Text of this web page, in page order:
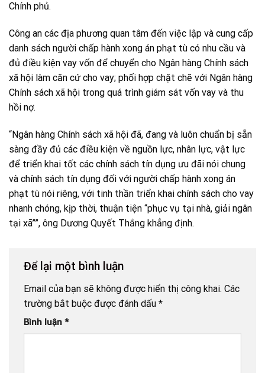
Chính phủ.
Công an các địa phương quan tâm đến việc lập và cung cấp
danh sách người chấp hành xong án phạt tù có nhu cầu và
đủ điều kiện vay vốn để chuyển cho Ngân hàng Chính sách
xã hội làm căn cứ cho vay; phối hợp chặt chẽ với Ngân hàng
Chính sách xã hội trong quá trình giám sát vốn vay và thu
hồi nợ.
“Ngân hàng Chính sách xã hội đã, đang và luôn chuẩn bị sẵn
sàng đầy đủ các điều kiện về nguồn lực, nhân lực, vật lực
để triển khai tốt các chính sách tín dụng ưu đãi nói chung
và chính sách tín dụng đối với người chấp hành xong án
phạt tù nói riêng, với tinh thần triển khai chính sách cho vay
nhanh chóng, kịp thời, thuận tiện “phục vụ tại nhà, giải ngân
tại xã””, ông Dương Quyết Thắng khẳng định.
Để lại một bình luận
Email của bạn sẽ không được hiển thị công khai. Các
trường bắt buộc được đánh dấu *
Bình luận *